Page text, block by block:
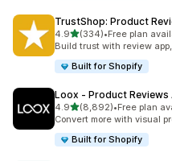
TrustShop: Product
4.9별 5개 중
(334)
총 리뷰 334개
•Free plan
Build trust with review
Built for Shopify
Loox ‑ Product Reviews
4.9별 5개 중
(8,892)
총 리뷰 8892개
•Free plan
Convert more with visual
Built for Shopify